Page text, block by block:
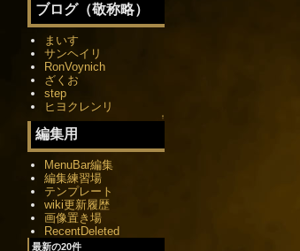
ブログ（敬称略）
まいす
サンヘイリ
RonVoynich
ざくお
step
ヒヨクレンリ
↑
編集用
MenuBar編集
編集練習場
テンプレート
wiki更新履歴
画像置き場
RecentDeleted
最新の20件